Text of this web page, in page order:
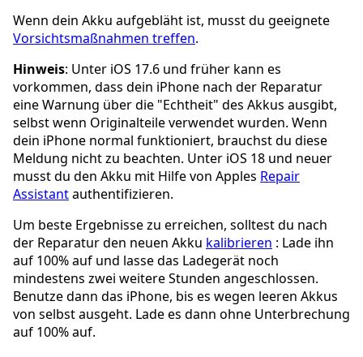
Wenn dein Akku aufgebläht ist, musst du geeignete
Vorsichtsmaßnahmen treffen.
Hinweis: Unter iOS 17.6 und früher kann es
vorkommen, dass dein iPhone nach der Reparatur
eine Warnung über die "Echtheit" des Akkus ausgibt,
selbst wenn Originalteile verwendet wurden. Wenn
dein iPhone normal funktioniert, brauchst du diese
Meldung nicht zu beachten. Unter iOS 18 und neuer
musst du den Akku mit Hilfe von Apples Repair
Assistantauthentifizieren.
Um beste Ergebnisse zu erreichen, solltest du nach
der Reparatur den neuen Akku kalibrieren : Lade ihn
auf 100% auf und lasse das Ladegerät noch
mindestens zwei weitere Stunden angeschlossen.
Benutze dann das iPhone, bis es wegen leeren Akkus
von selbst ausgeht. Lade es dann ohne Unterbrechung
auf 100% auf.